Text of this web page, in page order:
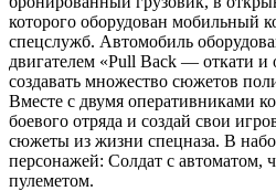
которого оборудован мобильный
спецслужб. Автомобиль
двигателем «Pull Back — откати и
создавать множество сюжетов
Вместе с двумя оперативниками
боевого отряда и создай свои
сюжеты из жизни спецназа. В
персонажей: Солдат с автоматом,
пулеметом.